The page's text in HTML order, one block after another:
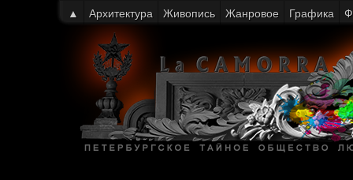
▲ Архитектура Живопись Жанровое Графика